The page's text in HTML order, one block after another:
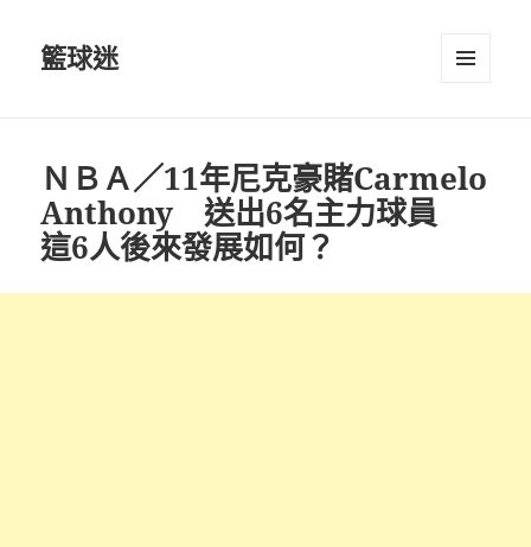
籃球迷
ＮＢＡ／11年尼克豪賭Carmelo
Anthony 送出6名主力球員
這6人後來發展如何？